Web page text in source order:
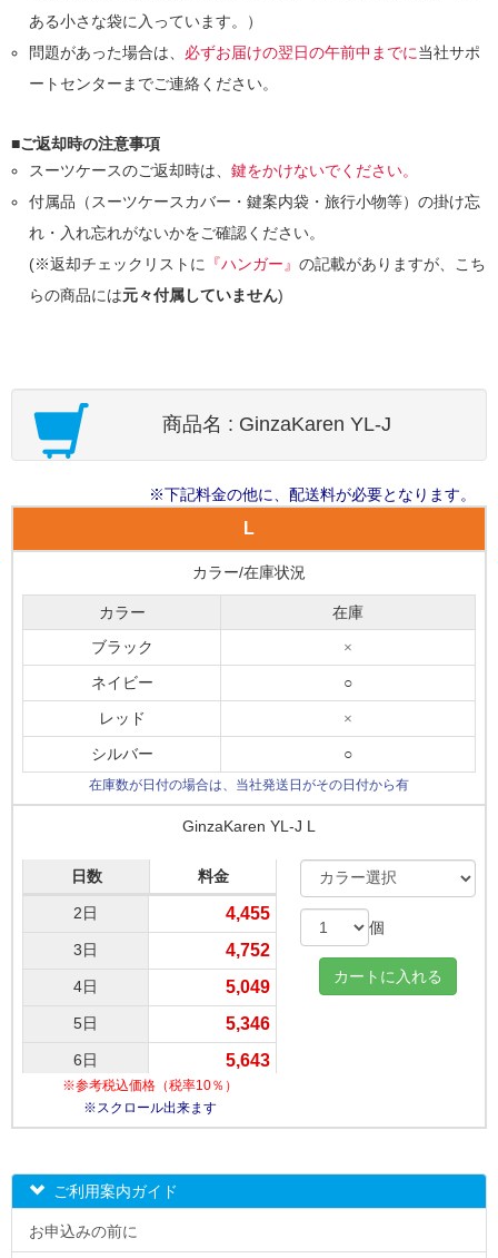
ある小さな袋に入っています。）
問題があった場合は、 必ずお届けの翌日の午前中までに当社サポ
ートセンターまでご連絡ください。
■ご返却時の注意事項
スーツケースのご返却時は、 鍵をかけないでください。
付属品（スーツケースカバー・鍵案内袋・旅行小物等）の掛け忘
れ・入れ忘れがないかをご確認ください。
(※返却チェックリストに
『ハンガー』 の記載がありますが、こち
らの商品には元々付属していません)
商品名 : GinzaKaren YL-J
※下記料金の他に、配送料が必要となります。
L
カラー/在庫状況
カラー
在庫
ブラック
×
ネイビー ○
レッド ×
シルバー ○
在庫数が日付の場合は、当社発送日がその日付から有
GinzaKaren YL-J L
日数 料金
2日 4,455
3日 4,752
4日 5,049
5日 5,346
6日 5,643
7日 5,940
8日 6,237
9日 6,534
10日 6,831
11日
※参考税込価格（税率10％）
※スクロール出来ます
個
ご利用案内ガイド
お申込みの前に